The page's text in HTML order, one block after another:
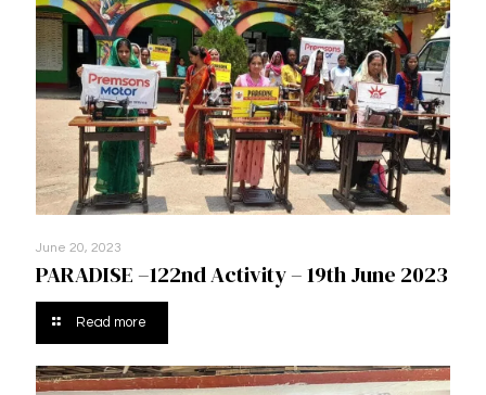
June 20, 2023
PARADISE –122nd Activity – 19th June 2023
Read more